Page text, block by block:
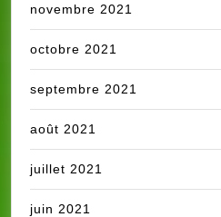
novembre 2021
octobre 2021
septembre 2021
août 2021
juillet 2021
juin 2021